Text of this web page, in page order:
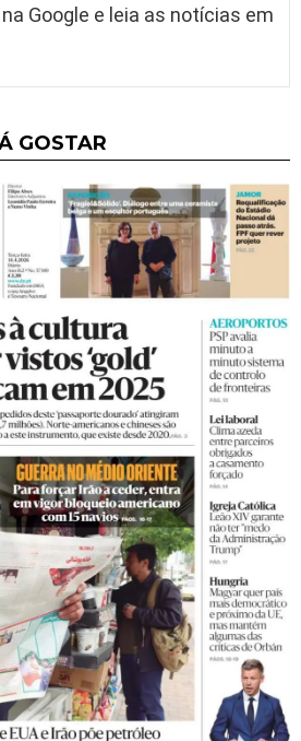
Google e leia as notícias em
GOSTAR